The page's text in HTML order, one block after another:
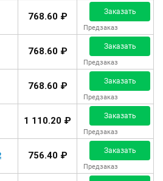
768.60 ₽
Заказать
Предзаказ
768.60 ₽
Заказать
Предзаказ
768.60 ₽
Заказать
Предзаказ
1 110.20 ₽
Заказать
Предзаказ
756.40 ₽
Заказать
Предзаказ